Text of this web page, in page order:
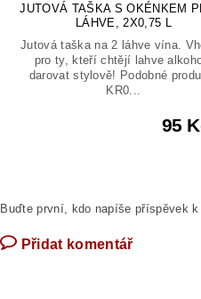
JUTOVÁ TAŠKA S OKÉNKEM
LÁHVE, 2X0,75 L
Jutová taška na 2 láhve vína.
pro ty, kteří chtějí lahve
darovat stylově! Podobné
KR0...
95
Buďte první, kdo napíše příspěvek k
Přidat komentář